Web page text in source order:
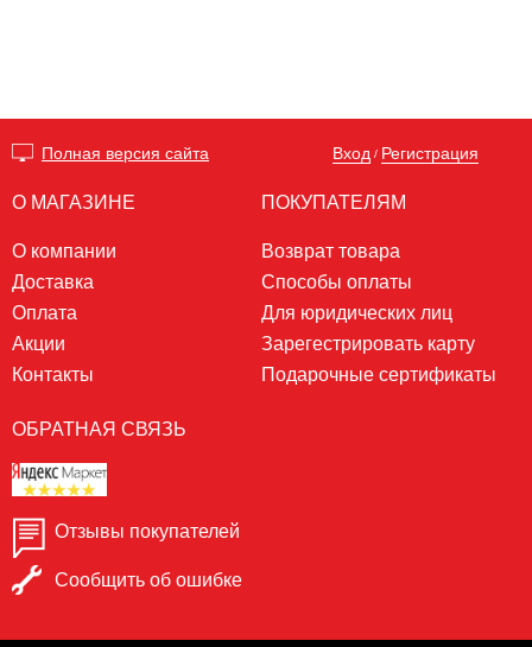
Полная версия сайта Вход / Регистрация
О МАГАЗИНЕ
О компании
Доставка
Оплата
Акции
Контакты
ПОКУПАТЕЛЯМ
Возврат товара
Способы оплаты
Для юридических лиц
Зарегестрировать карту
Подарочные сертификаты
ОБРАТНАЯ СВЯЗЬ
Отзывы покупателей
Сообщить об ошибке